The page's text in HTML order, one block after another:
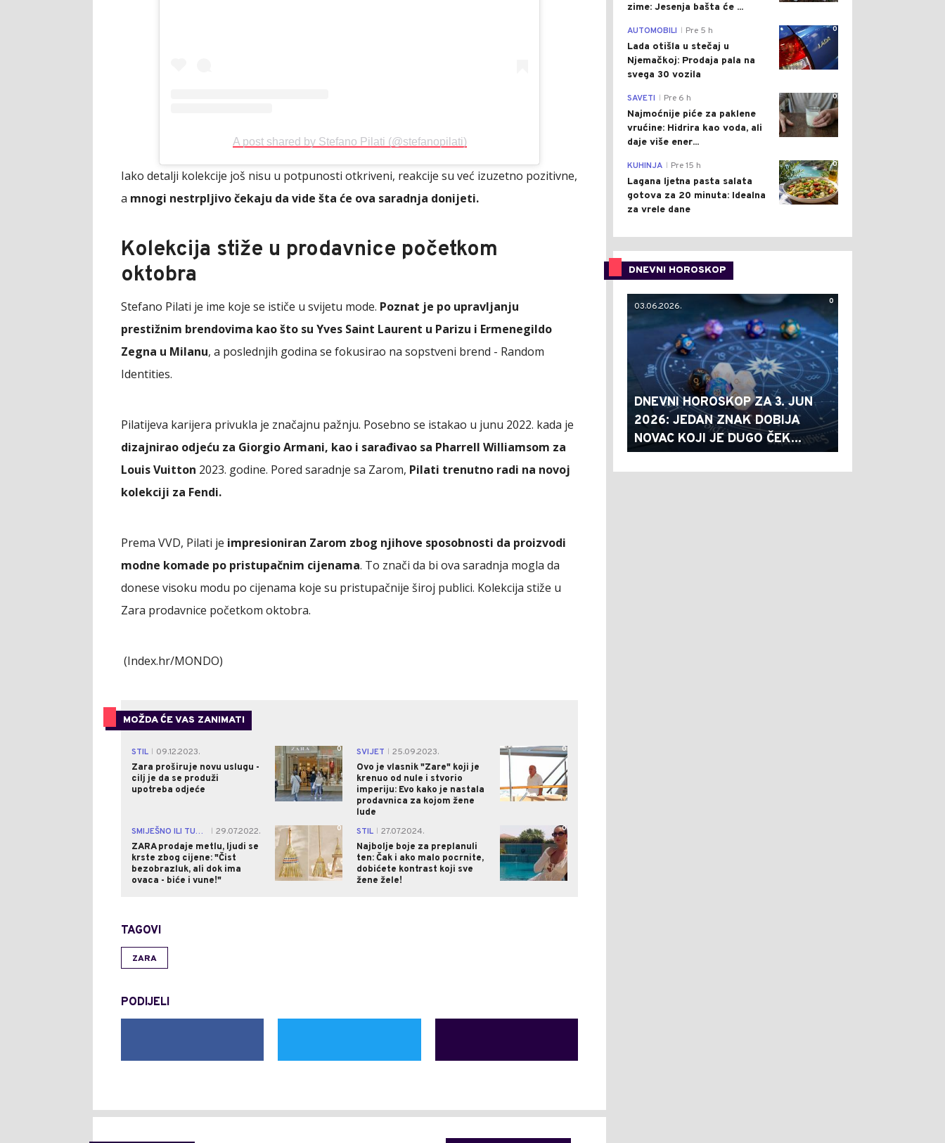
A post shared by Stefano Pilati (@stefanopilati)
Iako detalji kolekcije još nisu u potpunosti otkriveni, reakcije su već izuzetno pozitivne,
a mnogi nestrpljivo čekaju da vide šta će ova saradnja donijeti.
Kolekcija stiže u prodavnice početkom
oktobra
Stefano Pilati je ime koje se ističe u svijetu mode. Poznat je po upravljanju
prestižnim brendovima kao što su Yves Saint Laurent u Parizu i Ermenegildo
Zegna u Milanu, a poslednjih godina se fokusirao na sopstveni brend - Random
Identities.
Pilatijeva karijera privukla je značajnu pažnju. Posebno se istakao u junu 2022. kada je
dizajnirao odjeću za Giorgio Armani, kao i sarađivao sa Pharrell Williamsom za
Louis Vuitton 2023. godine. Pored saradnje sa Zarom, Pilati trenutno radi na novoj
kolekciji za Fendi.
Prema VVD, Pilati je impresioniran Zarom zbog njihove sposobnosti da proizvodi
modne komade po pristupačnim cijenama. To znači da bi ova saradnja mogla da
donese visoku modu po cijenama koje su pristupačnije široj publici. Kolekcija stiže u
Zara prodavnice početkom oktobra.
(Index.hr/MONDO)
MOŽDA ĆE VAS ZANIMATI
STIL
09.12.2023.
Zara proširuje novu uslugu -
cilj je da se produži
upotreba odjeće
0 SVIJET
25.09.2023.
Ovo je vlasnik "Zare" koji je
krenuo od nule i stvorio
imperiju: Evo kako je nastala
prodavnica za kojom žene
lude
0
SMIJEŠNO ILI TUŽNO?
29.07.2022.
ZARA prodaje metlu, ljudi se
krste zbog cijene: "Čist
bezobrazluk, ali dok ima
ovaca - biće i vune!"
0 STIL
27.07.2024.
Najbolje boje za preplanuli
ten: Čak i ako malo pocrnite,
dobićete kontrast koji sve
žene žele!
0
TAGOVI
ZARA
PODIJELI
zime: Jesenja bašta će ...
0
AUTOMOBILI Pre 5 h
Lada otišla u stečaj u
Njemačkoj: Prodaja pala na
svega 30 vozila
0
SAVETI Pre 6 h
Najmoćnije piće za paklene
vrućine: Hidrira kao voda, ali
daje više ener...
0
KUHINJA Pre 15 h
Lagana ljetna pasta salata
gotova za 20 minuta: Idealna
za vrele dane
DNEVNI HOROSKOP
0
03.06.2026.
DNEVNI HOROSKOP ZA 3. JUN
2026: JEDAN ZNAK DOBIJA
NOVAC KOJI JE DUGO ČEK...